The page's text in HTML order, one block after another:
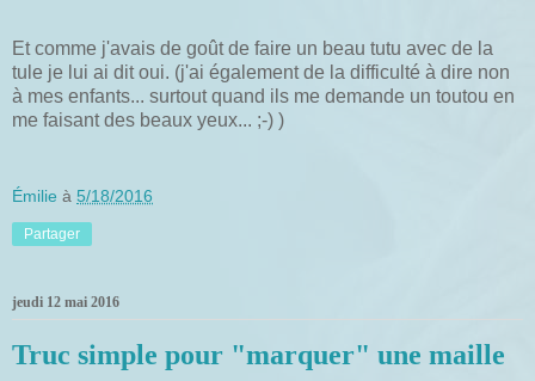
Et comme j'avais de goût de faire un beau tutu avec de la
tule je lui ai dit oui. (j'ai également de la difficulté à dire non
à mes enfants... surtout quand ils me demande un toutou en
me faisant des beaux yeux... ;-) )
Émilie à 5/18/2016
Partager
jeudi 12 mai 2016
Truc simple pour "marquer" une maille